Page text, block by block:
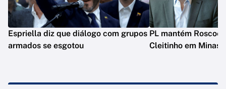
Espriella diz que diálogo com grupos
armados se esgotou
PL mantém Roscoe
Cleitinho em Minas